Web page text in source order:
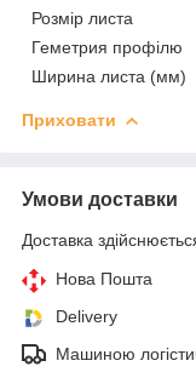
Розмір листа
Геметрия профілю
Ширина листа (мм)
Приховати
Умови доставки
Доставка
Нова Пошта
Delivery
Машиною